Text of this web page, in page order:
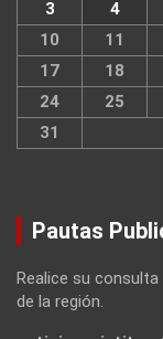
3
4
10
11
17
18
24
25
31
Pautas
Realice su
de la región.